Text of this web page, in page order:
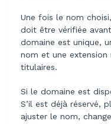
Une fois le nom
doit être vérifiée
domaine est unique,
nom et une
titulaires.
Si le domaine est
S’il est déjà réservé,
ajuster le nom,